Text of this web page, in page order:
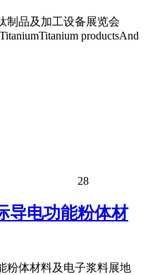
制品及加工设备展览会
productsAnd
28
导电功能粉体材
粉体材料及电子浆料展地